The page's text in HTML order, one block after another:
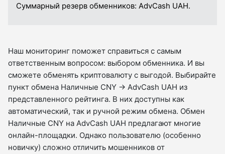
Суммарный резерв обменников: AdvCash UAH.
Наш мониторинг поможет справиться с самым
ответственным вопросом: выбором обменника. И вы
сможете обменять криптовалюту с выгодой. Выбирайте
пункт обмена Наличные CNY → AdvCash UAH из
представленного рейтинга. В них доступны как
автоматический, так и ручной режим обмена. Обмен
Наличные CNY на AdvCash UAH предлагают многие
онлайн-площадки. Однако пользователю (особенно
новичку) сложно отличить мошенников от